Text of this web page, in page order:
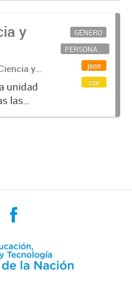
y
y
unidad
las
GÉNERO
PERSONAL CIENTÍFICO-TECNOLÓGICO
json
csv